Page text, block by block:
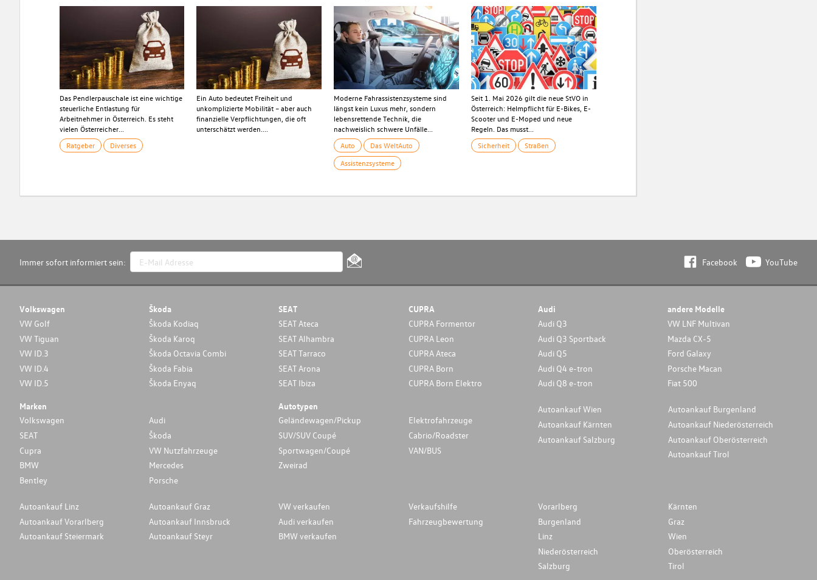
Das Pendlerpauschale ist eine wichtige
steuerliche Entlastung für
Arbeitnehmer in Österreich. Es steht
vielen Österreicher...
Ratgeber
Diverses
Ein Auto bedeutet Freiheit und
unkomplizierte Mobilität – aber auch
finanzielle Verpflichtungen, die oft
unterschätzt werden....
Moderne Fahrassistenzsysteme sind
längst kein Luxus mehr, sondern
lebensrettende Technik, die
nachweislich schwere Unfälle...
Auto
Das WeltAuto
Assistenzsysteme
Seit 1. Mai 2026 gilt die neue StVO in
Österreich: Helmpflicht für E-Bikes, E-
Scooter und E-Moped und neue
Regeln. Das musst...
Sicherheit
Straßen
Immer sofort informiert sein: Facebook YouTube
Volkswagen
VW Golf
VW Tiguan
VW ID.3
VW ID.4
VW ID.5
Škoda
Škoda Kodiaq
Škoda Karoq
Škoda Octavia Combi
Škoda Fabia
Škoda Enyaq
SEAT
SEAT Ateca
SEAT Alhambra
SEAT Tarraco
SEAT Arona
SEAT Ibiza
CUPRA
CUPRA Formentor
CUPRA Leon
CUPRA Ateca
CUPRA Born
CUPRA Born Elektro
Audi
Audi Q3
Audi Q3 Sportback
Audi Q5
Audi Q4 e-tron
Audi Q8 e-tron
andere Modelle
VW LNF Multivan
Mazda CX-5
Ford Galaxy
Porsche Macan
Fiat 500
Marken
Volkswagen
Audi
SEAT
Škoda
Cupra
VW Nutzfahrzeuge
BMW
Mercedes
Bentley
Porsche
Autotypen
Geländewagen/Pickup
Elektrofahrzeuge
SUV/SUV Coupé
Cabrio/Roadster
Sportwagen/Coupé
VAN/BUS
Zweirad
Autoankauf Wien
Autoankauf Kärnten
Autoankauf Salzburg
Autoankauf Burgenland
Autoankauf Niederösterreich
Autoankauf Oberösterreich
Autoankauf Tirol
Autoankauf Linz
Autoankauf Vorarlberg
Autoankauf Steiermark
Autoankauf Graz
Autoankauf Innsbruck
Autoankauf Steyr
VW verkaufen
Audi verkaufen
BMW verkaufen
Verkaufshilfe
Fahrzeugbewertung
Vorarlberg
Kärnten
Burgenland
Graz
Linz
Wien
Niederösterreich
Oberösterreich
Salzburg
Tirol